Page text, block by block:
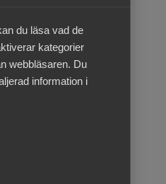
du läsa vad de
kategorier
webbläsaren. Du
information i